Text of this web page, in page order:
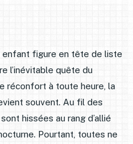
enfant figure en tête de liste
l’inévitable quête du
réconfort à toute heure, la
souvent. Au fil des
hissées au rang d’allié
Pourtant, toutes ne